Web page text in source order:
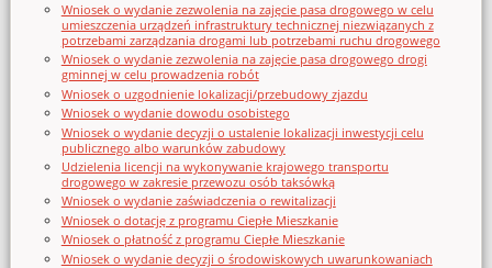
Wniosek o wydanie zezwolenia na zajęcie pasa drogowego w celu
umieszczenia urządzeń infrastruktury technicznej niezwiązanych z
potrzebami zarządzania drogami lub potrzebami ruchu drogowego
Wniosek o wydanie zezwolenia na zajęcie pasa drogowego drogi
gminnej w celu prowadzenia robót
Wniosek o uzgodnienie lokalizacji/przebudowy zjazdu
Wniosek o wydanie dowodu osobistego
Wniosek o wydanie decyzji o ustalenie lokalizacji inwestycji celu
publicznego albo warunków zabudowy
Udzielenia licencji na wykonywanie krajowego transportu
drogowego w zakresie przewozu osób taksówką
Wniosek o wydanie zaświadczenia o rewitalizacji
Wniosek o dotację z programu Ciepłe Mieszkanie
Wniosek o płatność z programu Ciepłe Mieszkanie
Wniosek o wydanie decyzji o środowiskowych uwarunkowaniach